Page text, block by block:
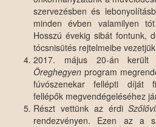
szervezésben és
minden évben valamilyen
Hosszú évekig sibát fontunk,
tócsnisütés rejtelmeibe
2017. május 20-án
Öreghegyen program
fúvószenekar fellépti díját
fellépők megvendégeléséhez
Részt vettünk az érdi
rendezvényen. Ezen az a